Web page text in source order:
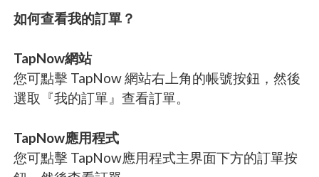
如何查看我的訂單？
TapNow網站
您可點擊 TapNow 網站右上角的帳號按鈕，然後
選取『我的訂單』查看訂單。
TapNow應用程式
您可點擊 TapNow應用程式主界面下方的訂單按